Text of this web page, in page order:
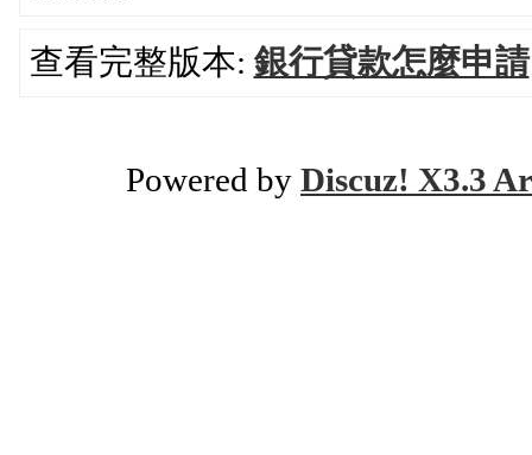
查看完整版本: 銀行貸款怎麼申請
Powered by Discuz! X3.3